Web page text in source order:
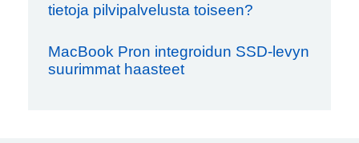
tietoja pilvipalvelusta toiseen?
MacBook Pron integroidun SSD-levyn
suurimmat haasteet